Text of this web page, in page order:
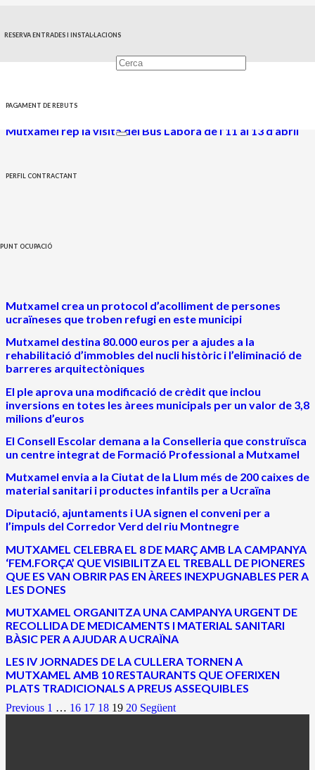
RESERVA ENTRADES I INSTAL·LACIONS
PAGAMENT DE REBUTS
PERFIL CONTRACTANT
PUNT OCUPACIÓ
Comunicació
Mutxamel rep la visita del Bus Labora de l’11 al 13 d’abril
Mutxamel crea un protocol d’acolliment de persones
ucraïneses que troben refugi en este municipi
Mutxamel destina 80.000 euros per a ajudes a la
rehabilitació d’immobles del nucli històric i l’eliminació de
barreres arquitectòniques
El ple aprova una modificació de crèdit que inclou
inversions en totes les àrees municipals per un valor de 3,8
milions d’euros
El Consell Escolar demana a la Conselleria que construïsca
un centre integrat de Formació Professional a Mutxamel
Mutxamel envia a la Ciutat de la Llum més de 200 caixes de
material sanitari i productes infantils per a Ucraïna
Diputació, ajuntaments i UA signen el conveni per a
l’impuls del Corredor Verd del riu Montnegre
MUTXAMEL CELEBRA EL 8 DE MARÇ AMB LA CAMPANYA
‘FEM.FORÇA’ QUE VISIBILITZA EL TREBALL DE PIONERES
QUE ES VAN OBRIR PAS EN ÀREES INEXPUGNABLES PER A
LES DONES
MUTXAMEL ORGANITZA UNA CAMPANYA URGENT DE
RECOLLIDA DE MEDICAMENTS I MATERIAL SANITARI
BÀSIC PER A AJUDAR A UCRAÏNA
LES IV JORNADES DE LA CULLERA TORNEN A
MUTXAMEL AMB 10 RESTAURANTS QUE OFERIXEN
PLATS TRADICIONALS A PREUS ASSEQUIBLES
Previous 1 … 16 17 18 19 20 Següent